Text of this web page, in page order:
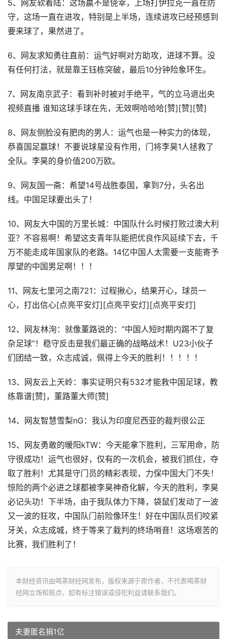
5、网友软着陆：这场赢不是侥幸，上场打伊拉克一直在防
守，这场一直在进攻，特别是上半场，连续进攻已经预感到
要来球了，果然进了。
6、网友求知勇往直前：运气好啊对方助攻，进球不算。没
有任何打法，就是靠王钰栋突破，最后10分钟险象环生。
7、网友南京武子：看到补时被对手绝平，气的立马退出央
视频直播 谁知这球手球在先，无效啊哈哈哈[赞][赞][赞]
8、网友侧脸没有肥肉的男人：运气也是一种实力的体现，
恭喜国足赢球！不要说球星没有作用，门将李昊1人拯救了
全队。李昊的身价值200万欧。
9、网友国一斋：希望14号战胜泰国，拿到7分，头名出
线。中国足球要出头了！
10、网友大中国的万里长城：中国队什么时候打败过澳大利
亚？不容易啊！希望这支青年队能把优良作风延续下去，千
万不能走成年国家队的老路。14亿中国人太需要一支能寄予
厚望的中国男足啊！！！
11、网友七里河之南721：过程揪心，结果开心，球员一
心，打出信心[点亮平安灯][点亮平安灯][点亮平安灯]
12、网友林洵：就像董路说的：“中国人短时期内踢不了复
杂足球”！稳守反击是我们最正确的战略战术！U23小伙子
们团结一致，众志成诚，佩得上今天的胜利！！！！！
13、网友云上天岭：事实证明只有532才能救中国足球，教
练靠谱[赞]，董路董大师[赞]
14、网友智慧雪梨nG：我认为印度尼西亚的裁判很公正
15、网友勇敢的暖阳kTW：今天能拿下胜利，三军用命，防
守很成功！运气也很好，仅有的一次机会，被我们抓住，夺
取了胜利！尤其是守门员的精彩表现，力保中国大门不失！
惊险的两个必进之球都被李昊神奇化解，今天的胜利，李昊
必记头功！下半场，由于我队体力下降，袋鼠们发动了一波
又一波的狂攻，中国队门前险像环生！好在中国队员们咬紧
牙关，众志成城，终于等来了栽判的终场哨音！这场艰苦的
比赛，我们胜利了！
本财经资讯由喝茶财经网发布，版权来源于原作者，不代表喝茶财
经网立场和观点，如有标注错误或侵犯利益请联系我们。
夫妻匿名捐1亿